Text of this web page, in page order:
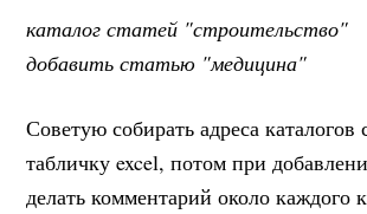
каталог статей "строительство"
добавить статью "медицина"
Советую собирать адреса каталогов
табличку excel, потом при
делать комментарий около каждого